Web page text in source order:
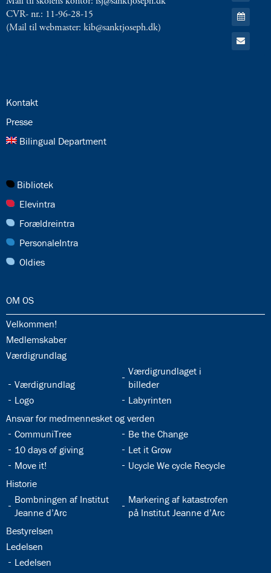
CVR- nr.: 11-96-28-15
(Mail til webmaster: kib@sanktjoseph.dk)
RSS
feed
Gå
til:
Kalender
Gå
til:
24.0:
Kontakt
25.0:
Presse
26.0:
Bilingual Department
27.0:
Bibliotek
28.0:
Elevintra
29.0:
Forældreintra
30.0:
PersonaleIntra
31.0:
Oldies
32.0:
OM OS
32.1:
Velkommen!
32.2:
Medlemskaber
32.3:
Værdigrundlag
32.4:
Værdigrundlag
32.5:
Værdigrundlaget i
billeder
32.6:
Logo 32.7:
Labyrinten
32.8:
Ansvar for medmennesket og verden
32.9:
CommuniTree 32.10:
Be the Change
32.11:
10 days of giving 32.12:
Let it Grow
32.13:
Move it! 32.14:
Ucycle We cycle Recycle
32.15:
Historie
32.16:
Bombningen af Institut
Jeanne d’Arc
32.17:
Markering af katastrofen
på Institut Jeanne d’Arc
32.18:
Bestyrelsen
32.19:
Ledelsen
32.20:
Ledelsen